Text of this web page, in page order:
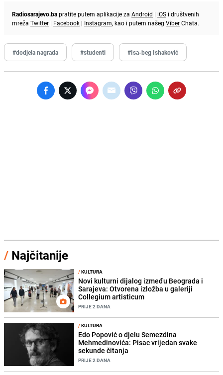
Radiosarajevo.bapratite putem aplikacije za Android | iOS i društvenih
mreža Twitter | Facebook | Instagram, kao i putem našeg ViberChata.
#dodjela nagrada #studenti #Isa-beg Ishaković
/ Najčitanije
/KULTURA
Novi kulturni dijalog između Beograda i
Sarajeva: Otvorena izložba u galeriji
Collegium artisticum
PRIJE 2 DANA
/KULTURA
Edo Popović o djelu Semezdina
Mehmedinovića: Pisac vrijedan svake
sekunde čitanja
PRIJE 2 DANA